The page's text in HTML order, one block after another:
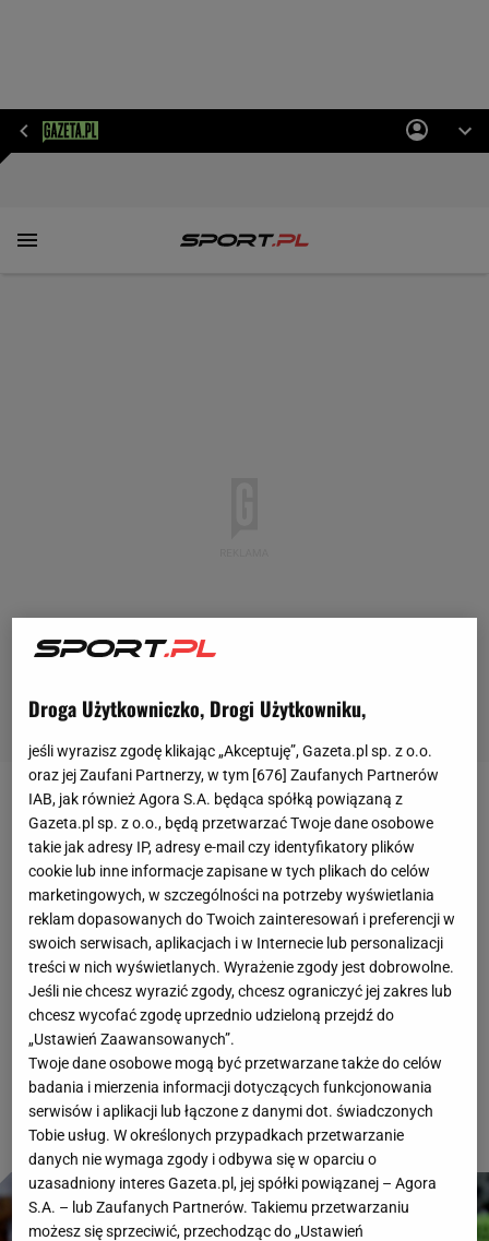
Mundial Mundial Portugalia sensacyjnie remisuje z DR Konga. Ronaldo
Portugalia sensacyjnie remisuje z DR
Konga. Ronaldo pudłował [ZAPIS RELACJI]
Paweł Matys
17 czerwca 2026, 18:33
Witamy Państwa bardzo serdecznie i zapraszamy
do relacji na żywo z pierwszego meczu w grupie K
na MŚ 2026: Portugalia - DR Konga.
Droga Użytkowniczko, Drogi Użytkowniku,
jeśli wyrazisz zgodę klikając „Akceptuję”, Gazeta.pl sp. z o.o.
oraz jej Zaufani Partnerzy, w tym [676] Zaufanych Partnerów
IAB, jak również Agora S.A. będąca spółką powiązaną z
Gazeta.pl sp. z o.o., będą przetwarzać Twoje dane osobowe
takie jak adresy IP, adresy e-mail czy identyfikatory plików
cookie lub inne informacje zapisane w tych plikach do celów
marketingowych, w szczególności na potrzeby wyświetlania
reklam dopasowanych do Twoich zainteresowań i preferencji w
swoich serwisach, aplikacjach i w Internecie lub personalizacji
treści w nich wyświetlanych. Wyrażenie zgody jest dobrowolne.
Jeśli nie chcesz wyrazić zgody, chcesz ograniczyć jej zakres lub
chcesz wycofać zgodę uprzednio udzieloną przejdź do
„Ustawień Zaawansowanych”.
Twoje dane osobowe mogą być przetwarzane także do celów
badania i mierzenia informacji dotyczących funkcjonowania
serwisów i aplikacji lub łączone z danymi dot. świadczonych
Tobie usług. W określonych przypadkach przetwarzanie
danych nie wymaga zgody i odbywa się w oparciu o
uzasadniony interes Gazeta.pl, jej spółki powiązanej – Agora
S.A. – lub Zaufanych Partnerów. Takiemu przetwarzaniu
możesz się sprzeciwić, przechodząc do „Ustawień